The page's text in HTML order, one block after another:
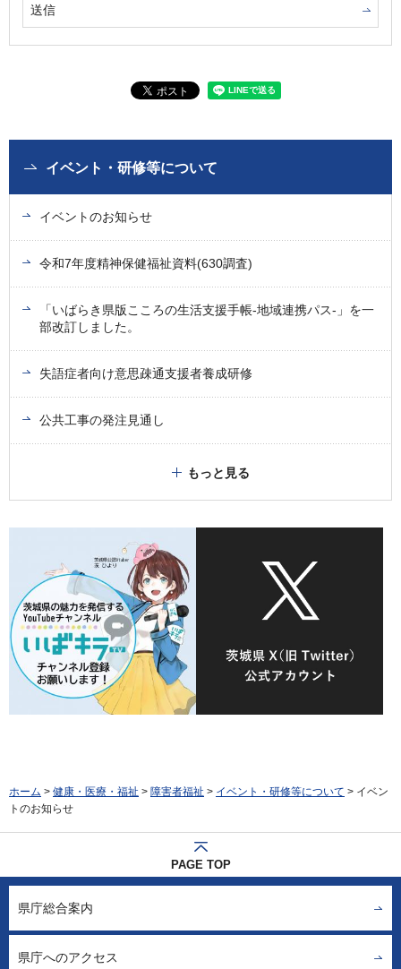
イベント・研修等について
イベントのお知らせ
令和7年度精神保健福祉資料(630調査)
「いばらき県版こころの生活支援手帳-地域連携パス-」を一
部改訂しました。
失語症者向け意思疎通支援者養成研修
公共工事の発注見通し
もっと見る
ホーム > 健康・医療・福祉 > 障害者福祉 > イベント・研修等について > イベン
トのお知らせ
PAGE TOP
県庁総合案内
県庁へのアクセス